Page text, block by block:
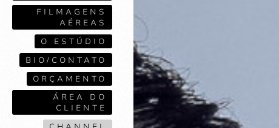
FILMAGENS
AÉREAS
O ESTÚDIO
BIO/CONTATO
ORÇAMENTO
ÁREA DO
CLIENTE